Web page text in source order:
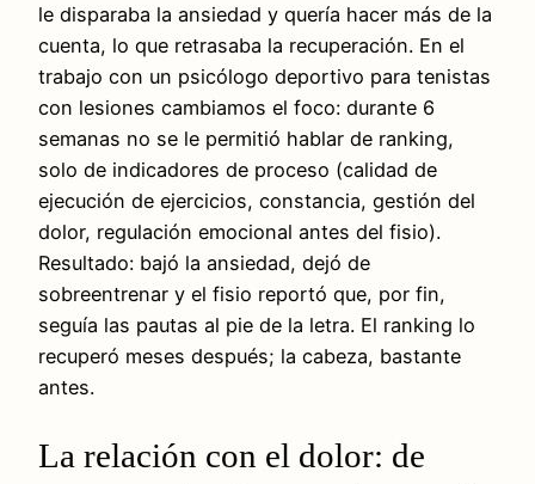
le disparaba la ansiedad y quería hacer más de la
cuenta, lo que retrasaba la recuperación. En el
trabajo con un psicólogo deportivo para tenistas
con lesiones cambiamos el foco: durante 6
semanas no se le permitió hablar de ranking,
solo de indicadores de proceso (calidad de
ejecución de ejercicios, constancia, gestión del
dolor, regulación emocional antes del fisio).
Resultado: bajó la ansiedad, dejó de
sobreentrenar y el fisio reportó que, por fin,
seguía las pautas al pie de la letra. El ranking lo
recuperó meses después; la cabeza, bastante
antes.
La relación con el dolor: de